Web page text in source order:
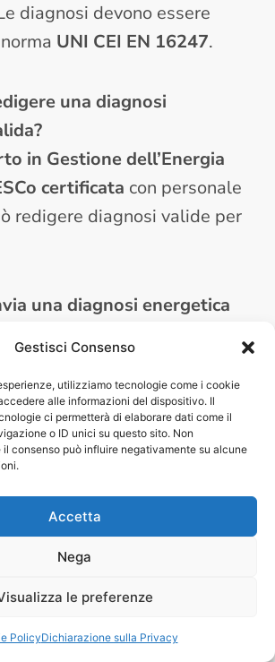
Gestisci Consenso
utilizziamo tecnologie come i cookie
alle informazioni del dispositivo. Il
ci permetterà di elaborare dati come il
o ID unici su questo sito. Non
consenso può influire negativamente su alcune
Accetta
Nega
le preferenze
PolicyDichiarazione sulla Privacy
diagnosi devono essere
UNI CEI EN 16247.
una diagnosi
in Gestione dell’Energia
certificata con personale
redigere diagnosi valide per
una diagnosi energetica
il portale ufficiale
, previa registrazione
si usano per svolgere
diagnostici avanzati
analizzatori di rete,
o BMS.